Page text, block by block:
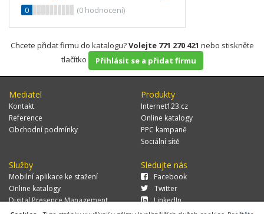
0
(0 hodnocení)
Chcete přidat firmu do katalogu?Volejte 771 270 421 nebo stiskněte
tlačítko
Přihlásit se a přidat firmu
Mediatel
Kontakt
Reference
Obchodní podmínky
Produkty
Internet123.cz
Online katalogy
PPC kampaně
Sociální sítě
Služby
Mobilní aplikace ke stažení
Online katalogy
Digital Presence Management
Sledujte nás
Facebook
Twitter
LinkedIn